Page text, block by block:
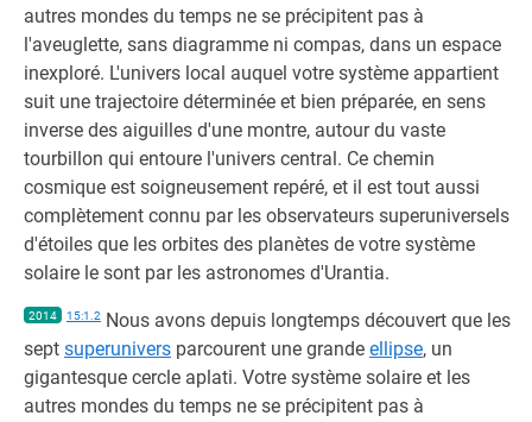
autres mondes du temps ne se précipitent pas à
l'aveuglette, sans diagramme ni compas, dans un espace
inexploré. L'univers local auquel votre système appartient
suit une trajectoire déterminée et bien préparée, en sens
inverse des aiguilles d'une montre, autour du vaste
tourbillon qui entoure l'univers central. Ce chemin
cosmique est soigneusement repéré, et il est tout aussi
complètement connu par les observateurs superuniversels
d'étoiles que les orbites des planètes de votre système
solaire le sont par les astronomes d'Urantia.
2014 15:1.2 Nous avons depuis longtemps découvert que les
sept superunivers parcourent une grande ellipse, un
gigantesque cercle aplati. Votre système solaire et les
autres mondes du temps ne se précipitent pas à